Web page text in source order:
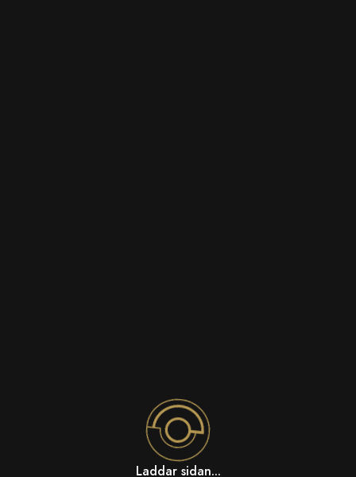
Laddar sidan...